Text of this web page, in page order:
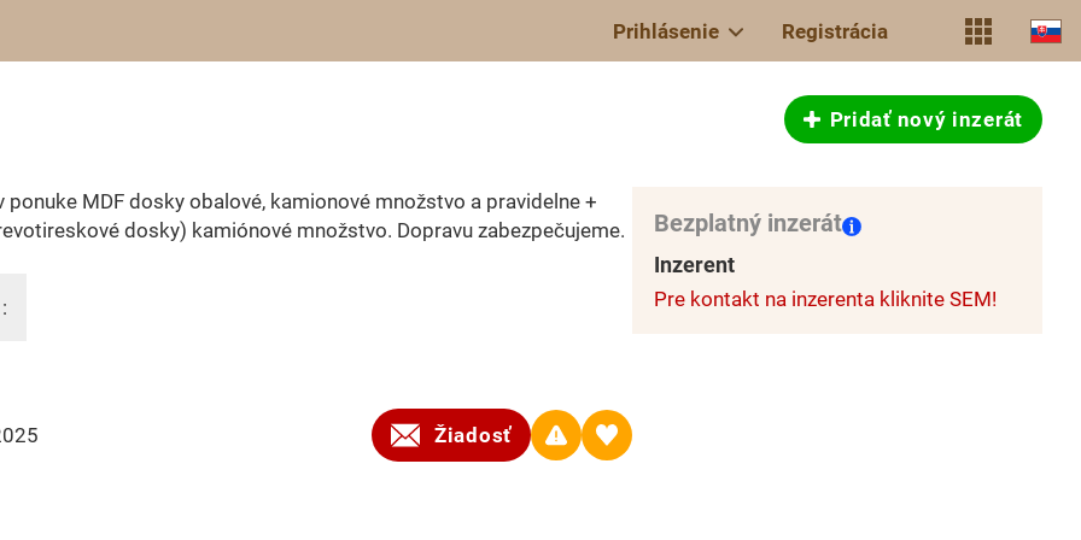
Prihlásenie Registrácia
Pridať nový inzerát
ponuke MDF dosky obalové, kamionové množstvo a pravidelne +
dosky) kamiónové množstvo. Dopravu zabezpečujeme.
Žiadosť
Bezplatný inzerát
Inzerent
Pre kontakt na inzerenta kliknite SEM!